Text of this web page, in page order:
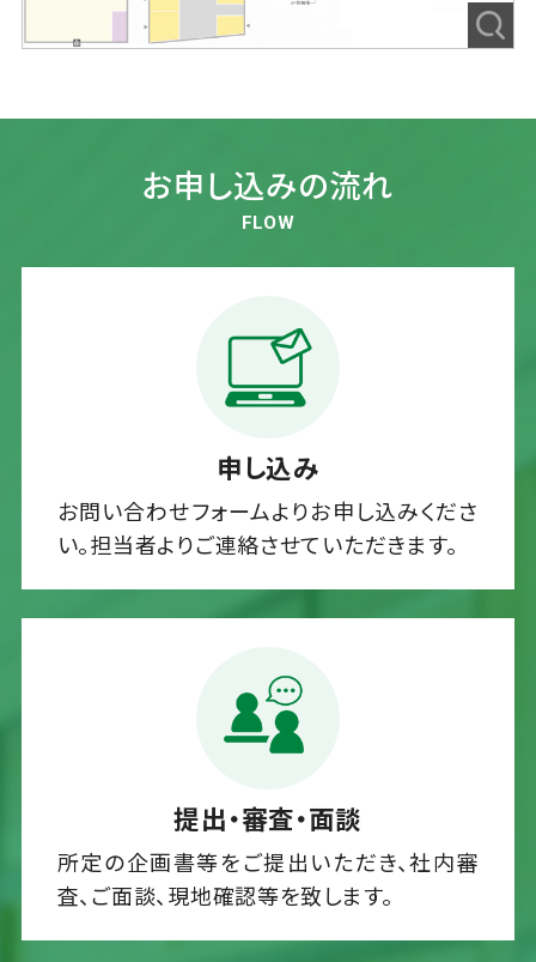
お申し込みの流れ
FLOW
申し込み
お問い合わせフォームよりお申し込みくださ
い。担当者よりご連絡させていただきます。
提出・審査・面談
所定の企画書等をご提出いただき、社内審
査、ご面談、現地確認等を致します。